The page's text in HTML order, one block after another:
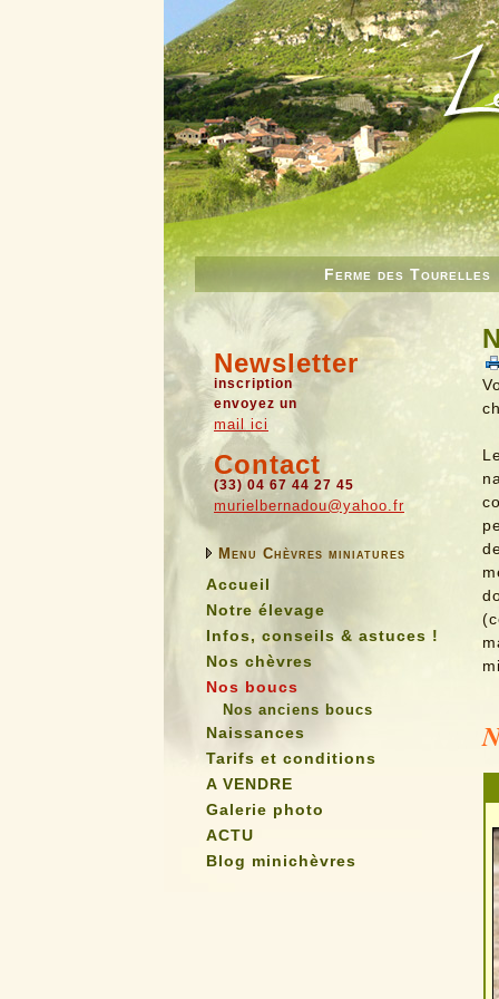
Ferme des Tourelles
Newsletter
inscription
envoyez un
mail ici
Contact
(33) 04 67 44 27 45
murielbernadou@yahoo.fr
Menu Chèvres miniatures
Accueil
Notre élevage
Infos, conseils & astuces !
Nos chèvres
Nos boucs
Nos anciens boucs
Naissances
Tarifs et conditions
A VENDRE
Galerie photo
ACTU
Blog minichèvres